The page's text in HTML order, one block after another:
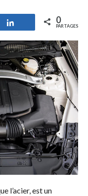
Partagez 0
PARTAGES
l’acier, est un